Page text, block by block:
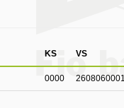
KS VS
0000 2608060001